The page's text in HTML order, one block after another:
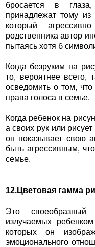
бросается в
принадлежат тому из
который
родственника автор
пытаясь хотя б
Когда безруким на
то, вероятнее всего,
осведомить о том,
права голоса в семье.
Когда ребенок на
а своих рук или
он показывает свою
быть агрессивным,
семье.
12.Цветовая гамма
Это своеобразный
излучаемых
которых он
эмоционального